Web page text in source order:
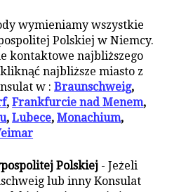
wymieniamy wszystkie
Polskiej w Niemcy.
kontaktowe najbliższego
najbliższe miasto z
w :Braunschweig,
,Frankfurcie nad Menem,
,Lubece,Monachium,
Polskiej - Jeżeli
lub inny Konsulat